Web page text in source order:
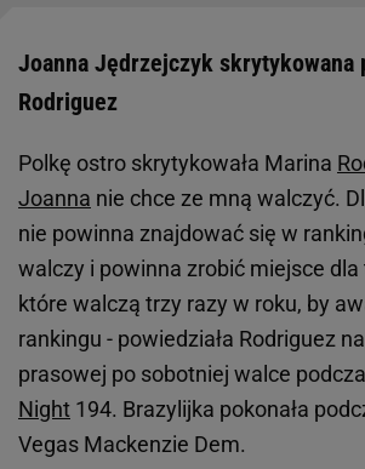
Joanna Jędrzejczyk skrytykowana
Rodriguez
Polkę ostro skrytykowała Marina
Joanna nie chce ze mną walczyć.
nie powinna znajdować się w
walczy i powinna zrobić miejsce
które walczą trzy razy w roku, by
rankingu - powiedziała Rodriguez
prasowej po sobotniej walce
Night 194. Brazylijka pokonała
Vegas Mackenzie Dem.